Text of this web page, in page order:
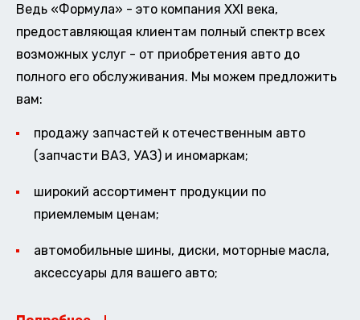
Ведь «Формула» - это компания XXI века,
предоставляющая клиентам полный спектр всех
возможных услуг - от приобретения авто до
полного его обслуживания. Мы можем предложить
вам:
продажу запчастей к отечественным авто
(запчасти ВАЗ, УАЗ) и иномаркам;
широкий ассортимент продукции по
приемлемым ценам;
автомобильные шины, диски, моторные масла,
аксессуары для вашего авто;